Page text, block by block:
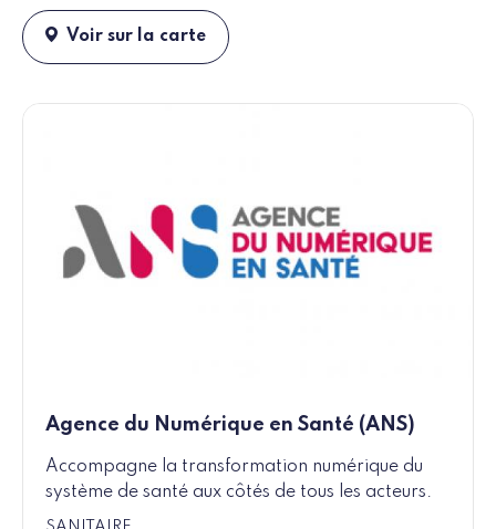
Voir sur la carte
Agence du Numérique en Santé (ANS)
Accompagne la transformation numérique du
système de santé aux côtés de tous les acteurs.